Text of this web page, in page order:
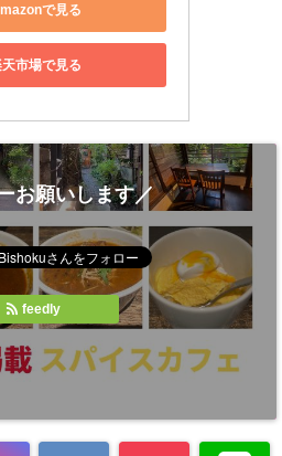
で見る
市場で見る
お願いします／
feedly